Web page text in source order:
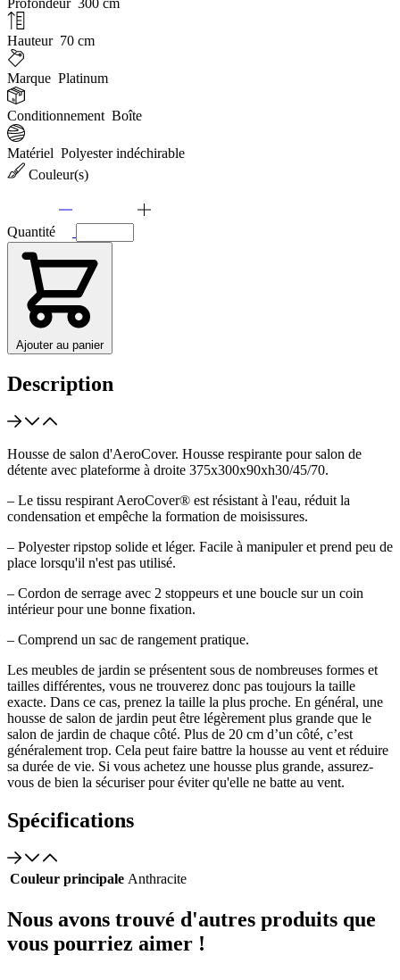
Profondeur 300 cm
Hauteur 70 cm
Marque Platinum
Conditionnement Boîte
Matériel Polyester indéchirable
Couleur(s)
Quantité
Ajouter au panier
Description
Housse de salon d'AeroCover. Housse respirante pour salon de
détente avec plateforme à droite 375x300x90xh30/45/70.
– Le tissu respirant AeroCover® est résistant à l'eau, réduit la
condensation et empêche la formation de moisissures.
– Polyester ripstop solide et léger. Facile à manipuler et prend peu de
place lorsqu'il n'est pas utilisé.
– Cordon de serrage avec 2 stoppeurs et une boucle sur un coin
intérieur pour une bonne fixation.
– Comprend un sac de rangement pratique.
Les meubles de jardin se présentent sous de nombreuses formes et
tailles différentes, vous ne trouverez donc pas toujours la taille
exacte. Dans ce cas, prenez la taille la plus proche. En général, une
housse de salon de jardin peut être légèrement plus grande que le
salon de jardin de chaque côté. Plus de 20 cm d’un côté, c’est
généralement trop. Cela peut faire battre la housse au vent et réduire
sa durée de vie. Si vous achetez une housse plus grande, assurez-
vous de bien la sécuriser pour éviter qu'elle ne batte au vent.
Spécifications
Couleur principale Anthracite
Nous avons trouvé d'autres produits que
vous pourriez aimer !